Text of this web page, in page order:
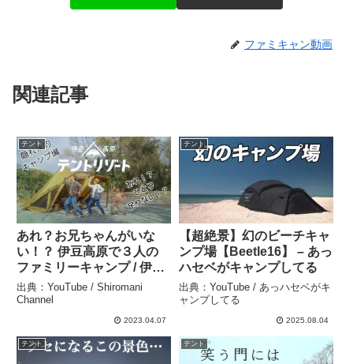
ファミキャン動画
関連記事
テント
あれ？お兄ちゃんがいな
い！？ 伊豆高原で３人の
ファミリーキャンプ / 伊豆
高原テントリゾート –
Shiromani Channel
出典：YouTube / Shiromani
Channel
2023.04.07
テント
【超絶景】幻のビーチキャ
ンプ場【Beetle16】 – あっ
ハセベがキャンプしてる
出典：YouTube / あっハセベがキ
ャンプしてる
2025.08.04
テント テント